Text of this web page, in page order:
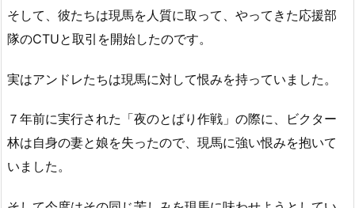
そして、彼たちは現馬を人質に取って、やってきた応援部
隊のCTUと取引を開始したのです。
実はアンドレたちは現馬に対して恨みを持っていました。
７年前に実行された「夜のとばり作戦」の際に、ビクター
林は自身の妻と娘を失ったので、現馬に強い恨みを抱いて
いました。